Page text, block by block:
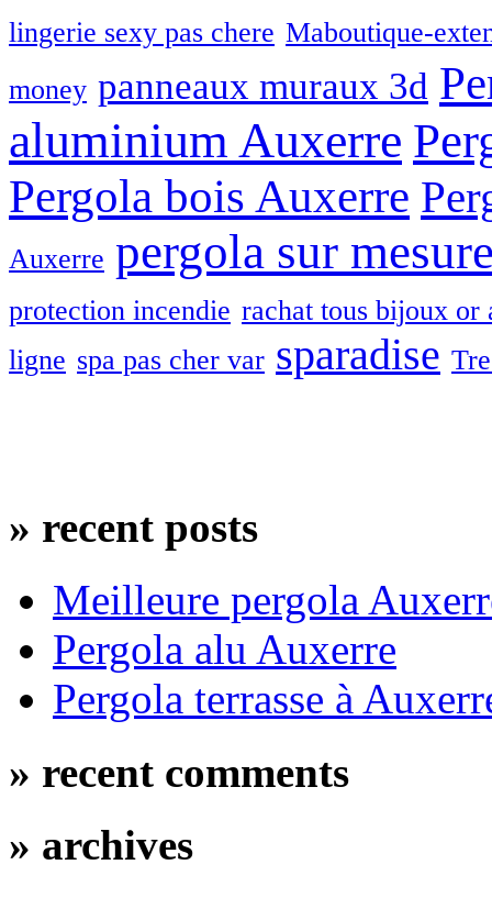
lingerie sexy pas chere Maboutique-
money panneaux muraux 3d
aluminium Auxerre
Pergola bois Auxerre
Auxerre pergola sur
protection incendie rachat tous bijoux or
ligne spa pas cher var sparadise
» recent posts
Meilleure pergola
Pergola alu Auxerre
Pergola terrasse à
» recent comments
» archives